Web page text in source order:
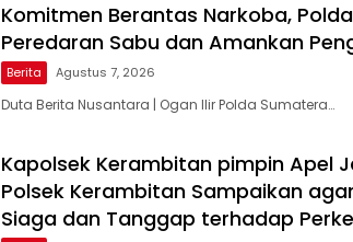
Komitmen Berantas Narkoba,
Peredaran Sabu dan Amankan
Berita Agustus 7, 2026
Duta Berita Nusantara | Ogan Ilir Polda Sumatera…
Kapolsek Kerambitan pimpin Apel
Polsek Kerambitan Sampaikan
Siaga dan Tanggap terhadap